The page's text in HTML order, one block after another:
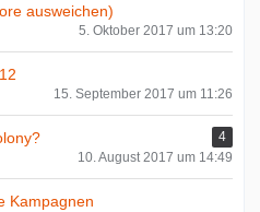
ausweichen)
5. Oktober 2017 um 13:20
15. September 2017 um 11:26
4
10. August 2017 um 14:49
Kampagnen